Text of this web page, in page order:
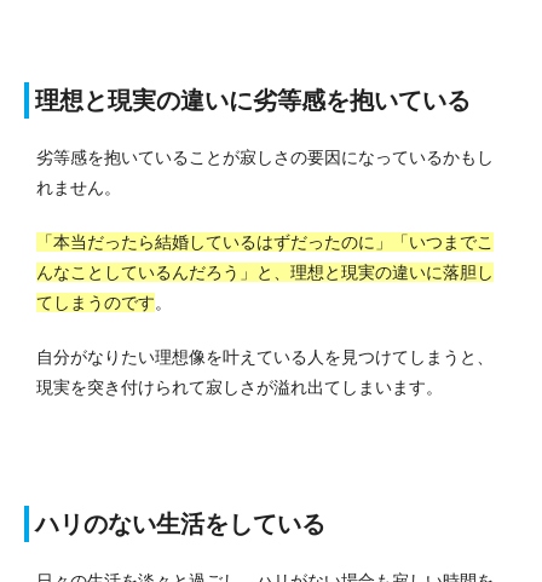
理想と現実の違いに劣等感を抱いている
劣等感を抱いていることが寂しさの要因になっているかもし
れません。
「本当だったら結婚しているはずだったのに」「いつまでこ
んなことしているんだろう」と、理想と現実の違いに落胆し
てしまうのです。
自分がなりたい理想像を叶えている人を見つけてしまうと、
現実を突き付けられて寂しさが溢れ出てしまいます。
ハリのない生活をしている